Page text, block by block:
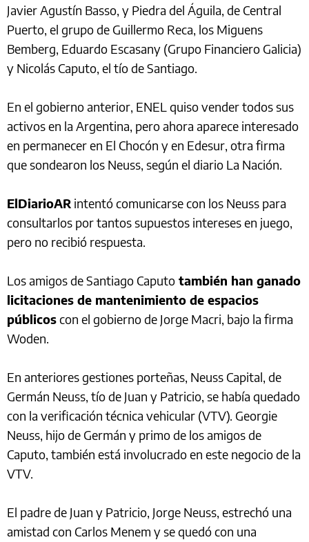
Javier Agustín Basso, y Piedra del Águila, de Central
Puerto, el grupo de Guillermo Reca, los Miguens
Bemberg, Eduardo Escasany (Grupo Financiero Galicia)
y Nicolás Caputo, el tío de Santiago.
En el gobierno anterior, ENEL quiso vender todos sus
activos en la Argentina, pero ahora aparece interesado
en permanecer en El Chocón y en Edesur, otra firma
que sondearon los Neuss, según el diario La Nación.
ElDiarioAR intentó comunicarse con los Neuss para
consultarlos por tantos supuestos intereses en juego,
pero no recibió respuesta.
Los amigos de Santiago Caputo también han ganado
licitaciones de mantenimiento de espacios
públicoscon el gobierno de Jorge Macri, bajo la firma
Woden.
En anteriores gestiones porteñas, Neuss Capital, de
Germán Neuss, tío de Juan y Patricio, se había quedado
con la verificación técnica vehicular (VTV). Georgie
Neuss, hijo de Germán y primo de los amigos de
Caputo, también está involucrado en este negocio de la
VTV.
El padre de Juan y Patricio, Jorge Neuss, estrechó una
amistad con Carlos Menem y se quedó con una